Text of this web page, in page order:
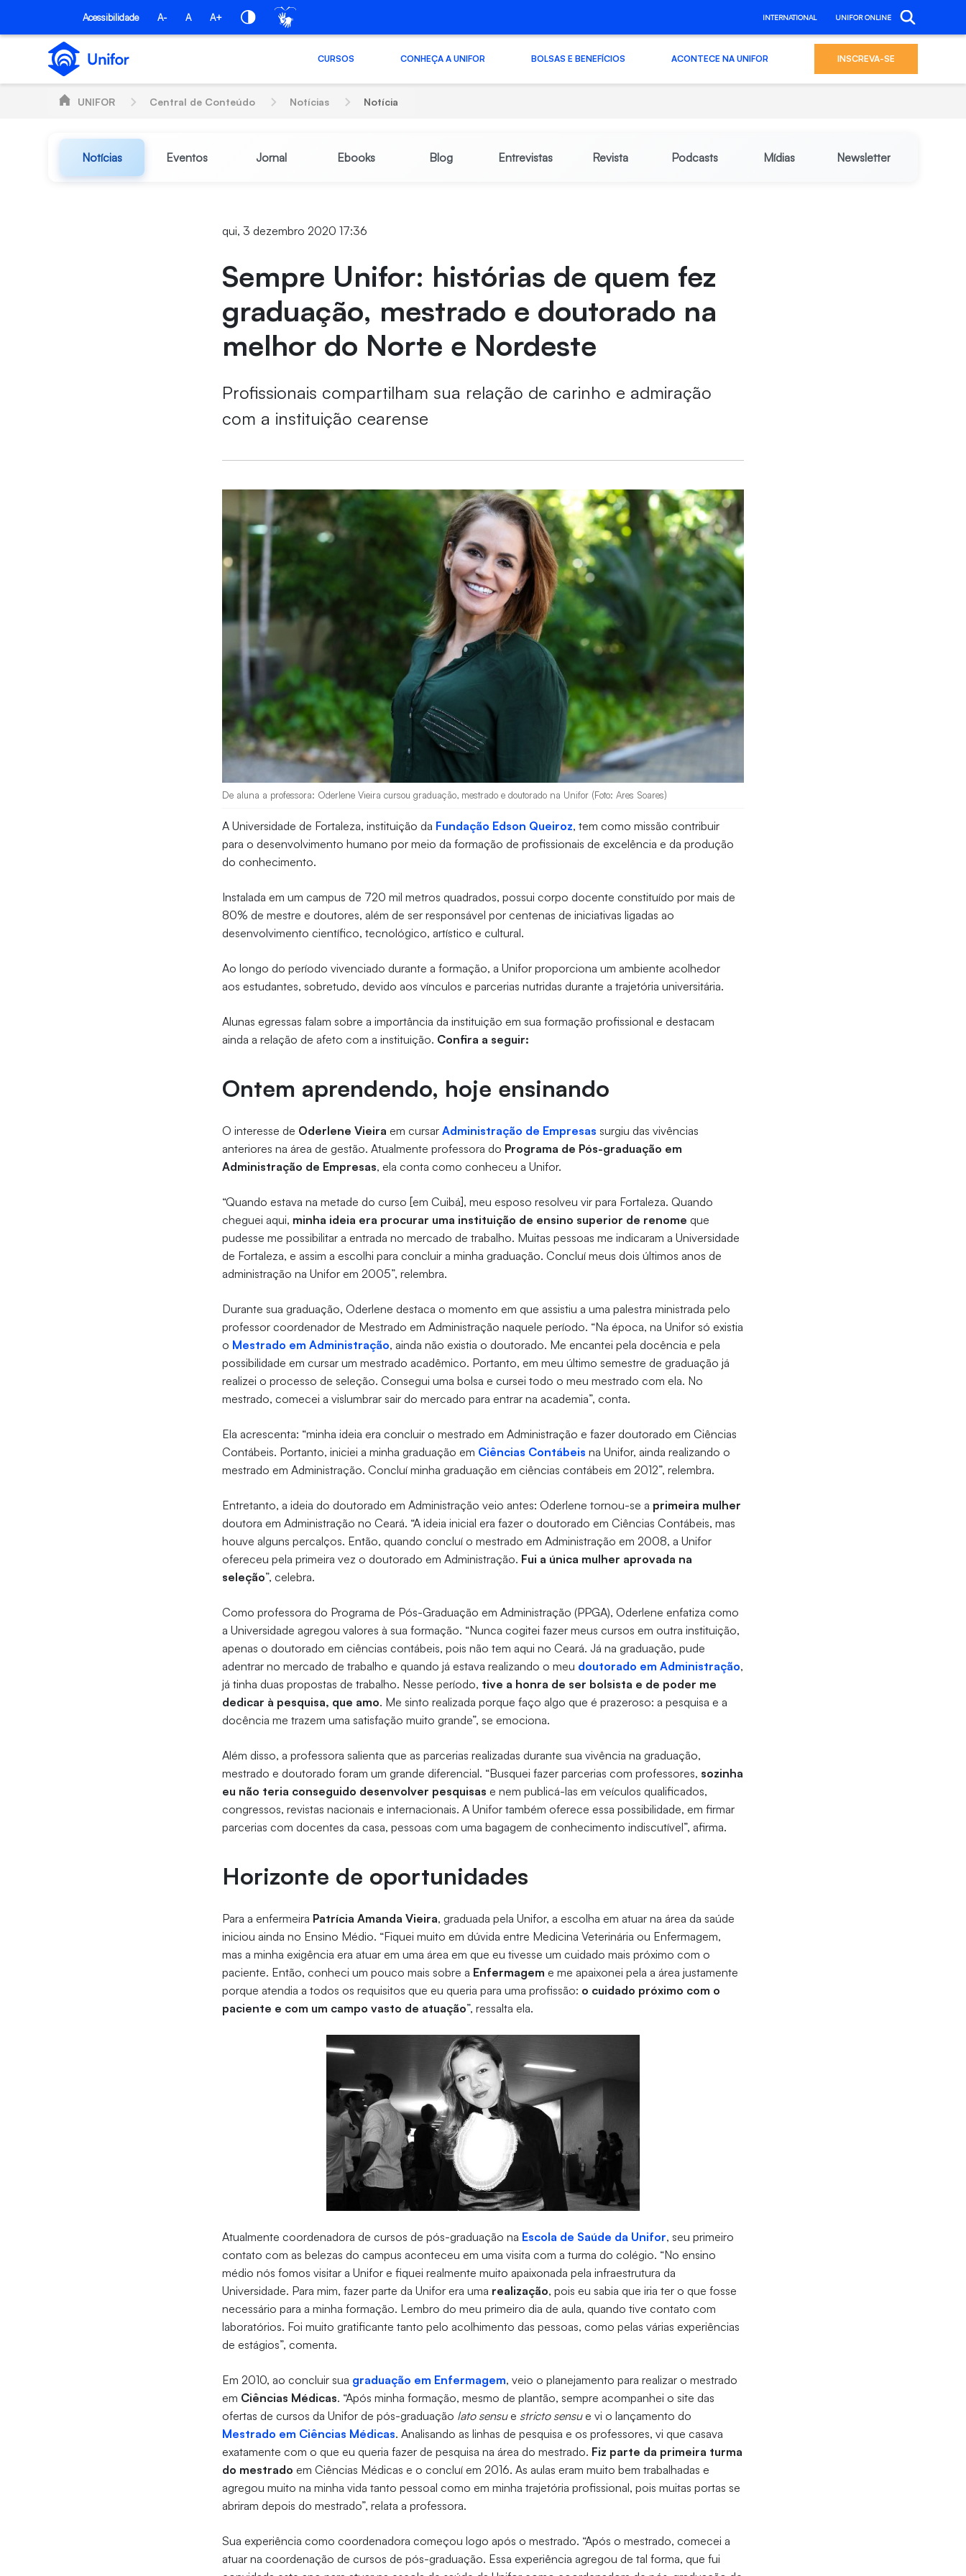
Pular para o Conteúdo principal
Acessibilidade A- A A+ INTERNATIONAL UNIFOR ONLINE
CURSOS CONHEÇA A UNIFOR BOLSAS E BENEFÍCIOS ACONTECE NA UNIFOR INSCREVA-SE
UNIFOR Central de Conteúdo Notícias Notícia
Notícias Eventos Jornal Ebooks Blog Entrevistas Revista Podcasts Mídias Newsletter
qui, 3 dezembro 2020 17:36
Sempre Unifor: histórias de quem fez
graduação, mestrado e doutorado na
melhor do Norte e Nordeste
Profissionais compartilham sua relação de carinho e admiração
com a instituição cearense
De aluna a professora: Oderlene Vieira cursou graduação, mestrado e doutorado na Unifor (Foto: Ares Soares)
A Universidade de Fortaleza, instituição da Fundação Edson Queiroz, tem como missão contribuir
para o desenvolvimento humano por meio da formação de profissionais de excelência e da produção
do conhecimento.
Instalada em um campus de 720 mil metros quadrados, possui corpo docente constituído por mais de
80% de mestre e doutores, além de ser responsável por centenas de iniciativas ligadas ao
desenvolvimento científico, tecnológico, artístico e cultural.
Ao longo do período vivenciado durante a formação, a Unifor proporciona um ambiente acolhedor
aos estudantes, sobretudo, devido aos vínculos e parcerias nutridas durante a trajetória universitária.
Alunas egressas falam sobre a importância da instituição em sua formação profissional e destacam
ainda a relação de afeto com a instituição. Confira a seguir:
Ontem aprendendo, hoje ensinando
O interesse de Oderlene Vieira em cursarAdministração de Empresas surgiu das vivências
anteriores na área de gestão. Atualmente professora do Programa de Pós-graduação em
Administração de Empresas, ela conta como conheceu a Unifor.
“Quando estava na metade do curso [em Cuibá], meu esposo resolveu vir para Fortaleza. Quando
cheguei aqui, minha ideia era procurar uma instituição de ensino superior de renome que
pudesse me possibilitar a entrada no mercado de trabalho. Muitas pessoas me indicaram a Universidade
de Fortaleza, e assim a escolhi para concluir a minha graduação. Concluí meus dois últimos anos de
administração na Unifor em 2005”, relembra.
Durante sua graduação, Oderlene destaca o momento em que assistiu a uma palestra ministrada pelo
professor coordenador de Mestrado em Administração naquele período. “Na época, na Unifor só existia
o Mestrado em Administração, ainda não existia o doutorado. Me encantei pela docência e pela
possibilidade em cursar um mestrado acadêmico. Portanto, em meu último semestre de graduação já
realizei o processo de seleção. Consegui uma bolsa e cursei todo o meu mestrado com ela. No
mestrado, comecei a vislumbrar sair do mercado para entrar na academia”, conta.
Ela acrescenta: “minha ideia era concluir o mestrado em Administração e fazer doutorado em Ciências
Contábeis. Portanto, iniciei a minha graduação em Ciências Contábeis na Unifor, ainda realizando o
mestrado em Administração. Concluí minha graduação em ciências contábeis em 2012”, relembra.
Entretanto, a ideia do doutorado em Administração veio antes: Oderlene tornou-se a primeira mulher
doutora em Administração no Ceará. “A ideia inicial era fazer o doutorado em Ciências Contábeis, mas
houve alguns percalços. Então, quando concluí o mestrado em Administração em 2008, a Unifor
ofereceu pela primeira vez o doutorado em Administração. Fui a única mulher aprovada na
seleção”, celebra.
Como professora do Programa de Pós-Graduação em Administração (PPGA), Oderlene enfatiza como
a Universidade agregou valores à sua formação. “Nunca cogitei fazer meus cursos em outra instituição,
apenas o doutorado em ciências contábeis, pois não tem aqui no Ceará. Já na graduação, pude
adentrar no mercado de trabalho e quando já estava realizando o meu doutorado em Administração,
já tinha duas propostas de trabalho. Nesse período, tive a honra de ser bolsista e de poder me
dedicar à pesquisa, que amo. Me sinto realizada porque faço algo que é prazeroso: a pesquisa e a
docência me trazem uma satisfação muito grande”, se emociona.
Além disso, a professora salienta que as parcerias realizadas durante sua vivência na graduação,
mestrado e doutorado foram um grande diferencial. “Busquei fazer parcerias com professores, sozinha
eu não teria conseguido desenvolver pesquisas e nem publicá-las em veículos qualificados,
congressos, revistas nacionais e internacionais. A Unifor também oferece essa possibilidade, em firmar
parcerias com docentes da casa, pessoas com uma bagagem de conhecimento indiscutível”, afirma.
Horizonte de oportunidades
Para a enfermeira Patrícia Amanda Vieira, graduada pela Unifor, a escolha em atuar na área da saúde
iniciou ainda no Ensino Médio. “Fiquei muito em dúvida entre Medicina Veterinária ou Enfermagem,
mas a minha exigência era atuar em uma área em que eu tivesse um cuidado mais próximo com o
paciente. Então, conheci um pouco mais sobre a Enfermagem e me apaixonei pela a área justamente
porque atendia a todos os requisitos que eu queria para uma profissão: o cuidado próximo com o
paciente e com um campo vasto de atuação”, ressalta ela.
Atualmente coordenadora de cursos de pós-graduação na Escola de Saúde da Unifor, seu primeiro
contato com as belezas do campus aconteceu em uma visita com a turma do colégio. “No ensino
médio nós fomos visitar a Unifor e fiquei realmente muito apaixonada pela infraestrutura da
Universidade. Para mim, fazer parte da Unifor era uma realização, pois eu sabia que iria ter o que fosse
necessário para a minha formação. Lembro do meu primeiro dia de aula, quando tive contato com
laboratórios. Foi muito gratificante tanto pelo acolhimento das pessoas, como pelas várias experiências
de estágios”, comenta.
Em 2010, ao concluir sua graduação em Enfermagem, veio o planejamento para realizar o mestrado
em Ciências Médicas. “Após minha formação, mesmo de plantão, sempre acompanhei o site das
ofertas de cursos da Unifor de pós-graduação lato sensue stricto sensue vi o lançamento do
Mestrado em Ciências Médicas. Analisando as linhas de pesquisa e os professores, vi que casava
exatamente com o que eu queria fazer de pesquisa na área do mestrado. Fiz parte da primeira turma
do mestradoem Ciências Médicas e o concluí em 2016. As aulas eram muito bem trabalhadas e
agregou muito na minha vida tanto pessoal como em minha trajetória profissional, pois muitas portas se
abriram depois do mestrado”, relata a professora.
Sua experiência como coordenadora começou logo após o mestrado. “Após o mestrado, comecei a
atuar na coordenação de cursos de pós-graduação. Essa experiência agregou de tal forma, que fui